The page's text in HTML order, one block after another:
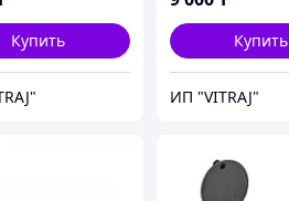
Купить Купить
ИП "VITRAJ"